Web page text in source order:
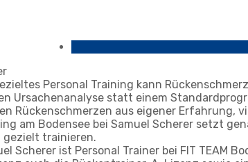
Personal Training kann
Ursachenanalyse statt einem
Rückenschmerzen aus eigener Erfahrung,
am Bodensee bei Samuel Scherer setzt
gezielt trainieren.
Scherer ist Personal Trainer bei FIT TEAM